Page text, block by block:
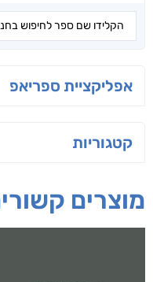
אפליקציית ספריאפ
קטגוריות
מוצרים